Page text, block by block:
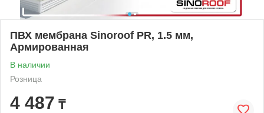
ПВХ мембрана Sinoroof PR, 1.5 мм,
Армированная
В наличии
Розница
4 487 ₸